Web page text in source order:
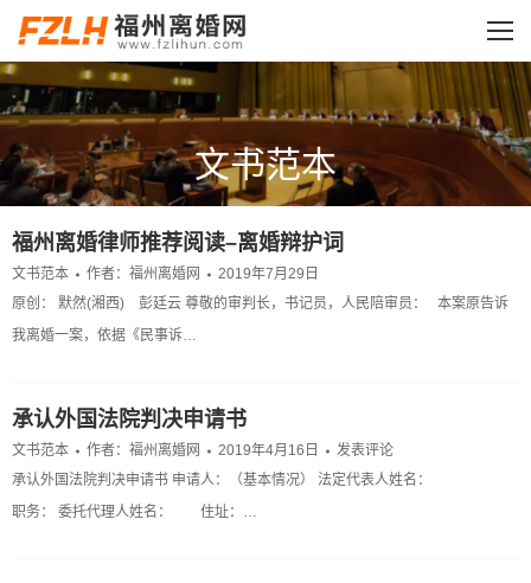
文书范本
您的位置：
福州离婚律师推荐阅读–离婚辩护词
文书范本 作者： 福州离婚网
2019年7月29日
原创： 默然(湘西) 彭廷云 尊敬的审判长，书记员，人民陪审员： 本案原告诉
我离婚一案，依据《民事诉…
承认外国法院判决申请书
文书范本 作者： 福州离婚网 2019年4月16日
发表评论
承认外国法院判决申请书 申请人：（基本情况） 法定代表人姓名：
职务： 委托代理人姓名： 住址：…